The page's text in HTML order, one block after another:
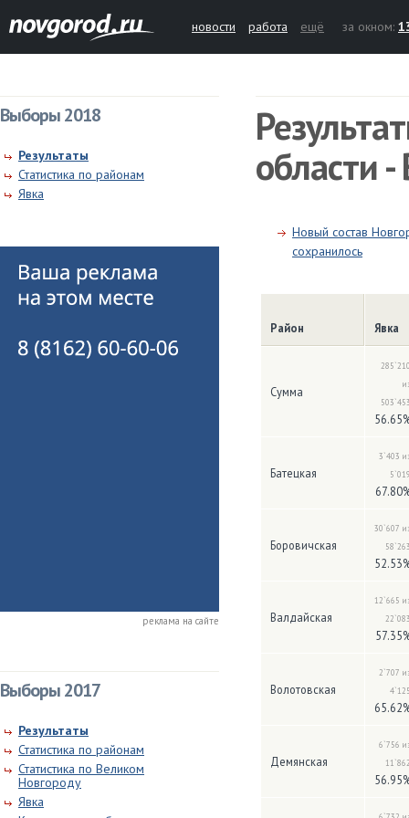
новости работа ещё за окном:
Выборы 2018
Результаты
Статистика по районам
Явка
реклама на сайте
Выборы 2017
Результаты
Статистика по районам
Статистика по Великом
Новгороду
Явка
области
Новый состав
сохранилось
Район Явка
Сумма
Батецкая
3`403
Боровичская
30`607
Валдайская
12`665
Волотовская
2`707
Демянская
6`756